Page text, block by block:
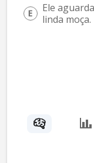
Ele
linda moça.